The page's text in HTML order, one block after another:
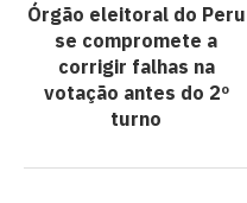
Órgão eleitoral do Peru
se compromete a
corrigir falhas na
votação antes do 2º
turno